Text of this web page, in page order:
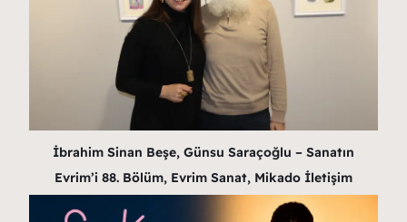
İbrahim Sinan Beşe, Günsu Saraçoğlu – Sanatın
Evrim’i 88. Bölüm, Evrim Sanat, Mikado İletişim